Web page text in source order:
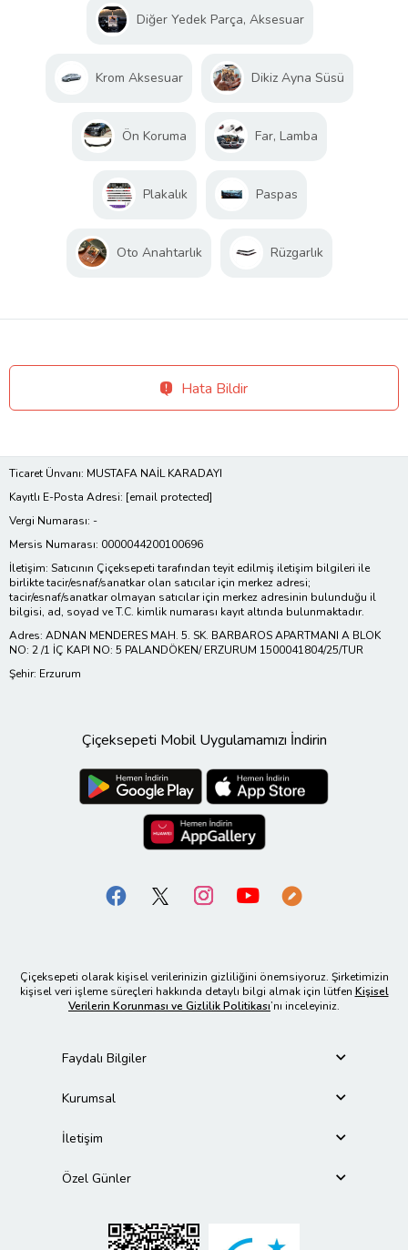
Diğer Yedek Parça, Aksesuar
Krom Aksesuar Dikiz Ayna Süsü
Ön Koruma Far, Lamba
Plakalık Paspas
Oto Anahtarlık Rüzgarlık
Hata Bildir
Ticaret Ünvanı: MUSTAFA NAİL KARADAYI
Kayıtlı E-Posta Adresi: [email protected]
Vergi Numarası: -
Mersis Numarası: 0000044200100696
İletişim: Satıcının Çiçeksepeti tarafından teyit edilmiş iletişim bilgileri ile
birlikte tacir/esnaf/sanatkar olan satıcılar için merkez adresi;
tacir/esnaf/sanatkar olmayan satıcılar için merkez adresinin bulunduğu il
bilgisi, ad, soyad ve T.C. kimlik numarası kayıt altında bulunmaktadır.
Adres: ADNAN MENDERES MAH. 5. SK. BARBAROS APARTMANI A BLOK
NO: 2 /1 İÇ KAPI NO: 5 PALANDÖKEN/ ERZURUM 1500041804/25/TUR
Şehir: Erzurum
Çiçeksepeti Mobil Uygulamamızı İndirin
Çiçeksepeti olarak kişisel verilerinizin gizliliğini önemsiyoruz. Şirketimizin
kişisel veri işleme süreçleri hakkında detaylı bilgi almak için lütfen Kişisel
Verilerin Korunması ve Gizlilik Politikası’nı inceleyiniz.
Faydalı Bilgiler
Kurumsal
İletişim
Özel Günler